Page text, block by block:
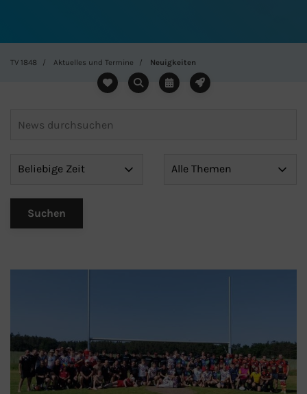
TV 1848 Aktuelles und Termine Neuigkeiten